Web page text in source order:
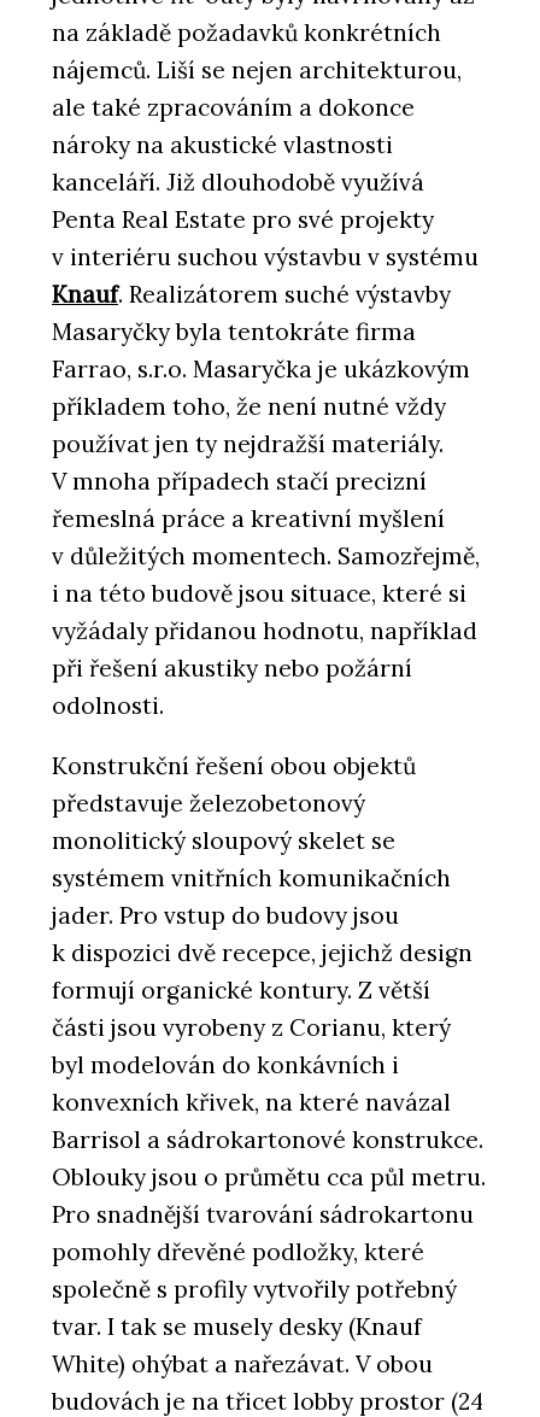
na základě požadavků konkrétních
nájemců. Liší se nejen architekturou,
ale také zpracováním a dokonce
nároky na akustické vlastnosti
kanceláří. Již dlouhodobě využívá
Penta Real Estate pro své projekty
v interiéru suchou výstavbu v systému
Knauf. Realizátorem suché výstavby
Masaryčky byla tentokráte firma
Farrao, s.r.o. Masaryčka je ukázkovým
příkladem toho, že není nutné vždy
používat jen ty nejdražší materiály.
V mnoha případech stačí precizní
řemeslná práce a kreativní myšlení
v důležitých momentech. Samozřejmě,
i na této budově jsou situace, které si
vyžádaly přidanou hodnotu, například
při řešení akustiky nebo požární
odolnosti.
Konstrukční řešení obou objektů
představuje železobetonový
monolitický sloupový skelet se
systémem vnitřních komunikačních
jader. Pro vstup do budovy jsou
k dispozici dvě recepce, jejichž design
formují organické kontury. Z větší
části jsou vyrobeny z Corianu, který
byl modelován do konkávních i
konvexních křivek, na které navázal
Barrisol a sádrokartonové konstrukce.
Oblouky jsou o průmětu cca půl metru.
Pro snadnější tvarování sádrokartonu
pomohly dřevěné podložky, které
společně s profily vytvořily potřebný
tvar. I tak se musely desky (Knauf
White) ohýbat a nařezávat. V obou
budovách je na třicet lobby prostor (24